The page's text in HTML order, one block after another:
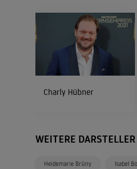
Charly Hübner
WEITERE DARSTELLER
Heidemarie Brüny Isabel